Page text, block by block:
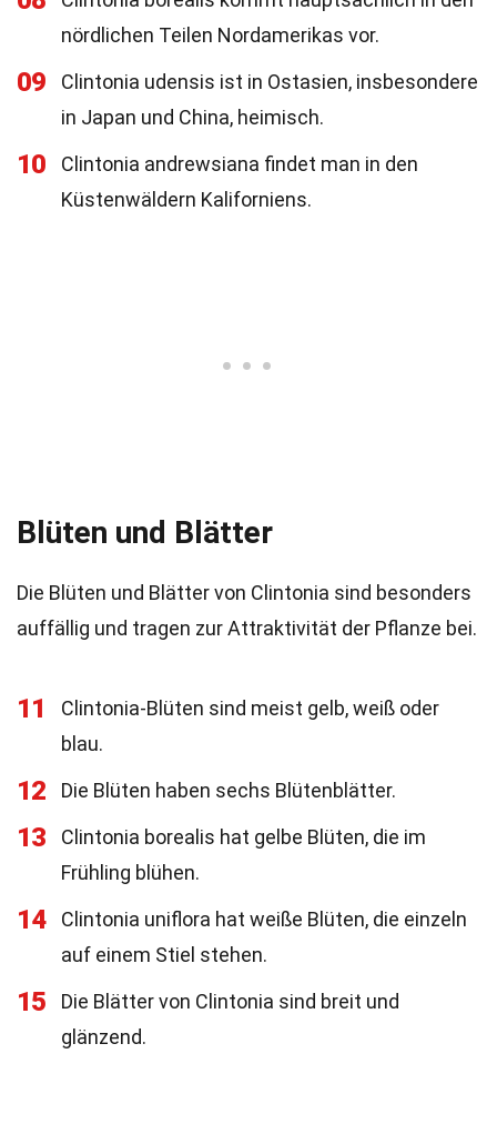
nördlichen Teilen Nordamerikas vor.
09
Clintonia udensis ist in Ostasien, insbesondere
in Japan und China, heimisch.
10
Clintonia andrewsiana findet man in den
Küstenwäldern Kaliforniens.
Blüten und Blätter
Die Blüten und Blätter von Clintonia sind besonders
auffällig und tragen zur Attraktivität der Pflanze bei.
11
Clintonia-Blüten sind meist gelb, weiß oder
blau.
12 Die Blüten haben sechs Blütenblätter.
13
Clintonia borealis hat gelbe Blüten, die im
Frühling blühen.
14
Clintonia uniflora hat weiße Blüten, die einzeln
auf einem Stiel stehen.
15
Die Blätter von Clintonia sind breit und
glänzend.